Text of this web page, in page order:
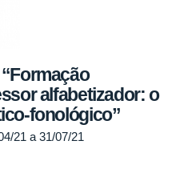
alfabetizador: o
fonológico”
21 a 31/07/21